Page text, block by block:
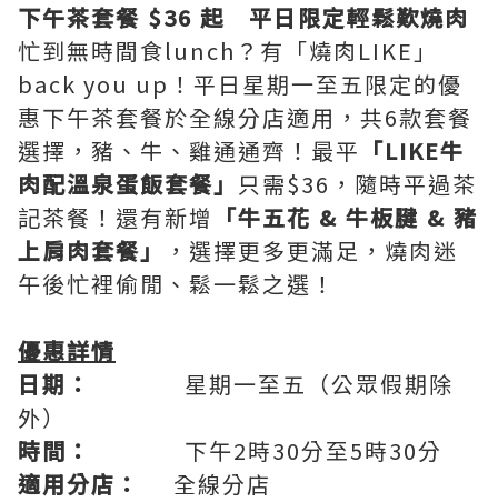
下午茶套餐 $36 起 平日限定輕鬆歎燒肉
忙到無時間食lunch？有「燒肉LIKE」
back you up！平日星期一至五限定的優
惠下午茶套餐於全線分店適用，共6款套餐
選擇，豬、牛、雞通通齊！最平 「LIKE牛
肉配溫泉蛋飯套餐」 只需$36，隨時平過茶
記茶餐！還有新增 「牛五花 & 牛板腱 & 豬
上肩肉套餐」
，選擇更多更滿足，燒肉迷
午後忙裡偷閒、鬆一鬆之選！
優惠詳情
日期：
星期一至五（公眾假期除
外）
時間：
下午2時30分至5時30分
適用分店：
全線分店